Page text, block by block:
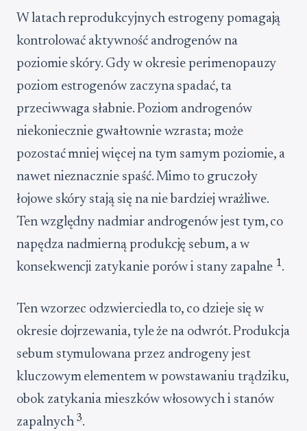
W latach reprodukcyjnych estrogeny pomagają
kontrolować aktywność androgenów na
poziomie skóry. Gdy w okresie perimenopauzy
poziom estrogenów zaczyna spadać, ta
przeciwwaga słabnie. Poziom androgenów
niekoniecznie gwałtownie wzrasta; może
pozostać mniej więcej na tym samym poziomie, a
nawet nieznacznie spaść. Mimo to gruczoły
łojowe skóry stają się na nie bardziej wrażliwe.
Ten względny nadmiar androgenów jest tym, co
napędza nadmierną produkcję sebum, a w
konsekwencji zatykanie porów i stany zapalne1.
Ten wzorzec odzwierciedla to, co dzieje się w
okresie dojrzewania, tyle że na odwrót. Produkcja
sebum stymulowana przez androgeny jest
kluczowym elementem w powstawaniu trądziku,
obok zatykania mieszków włosowych i stanów
zapalnych3.